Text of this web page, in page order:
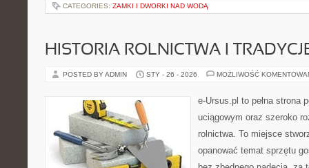
CATEGORIES: ZAMKI I DWORKI NAD WODĄ
HISTORIA ROLNICTWA I
POSTED BY ADMIN STY - 26 - 2026 MOŻLIWOŚĆ
e-Ursus.pl to pełna strona
uciągowym oraz szeroko
rolnictwa. To miejsce
opanować temat sprzętu